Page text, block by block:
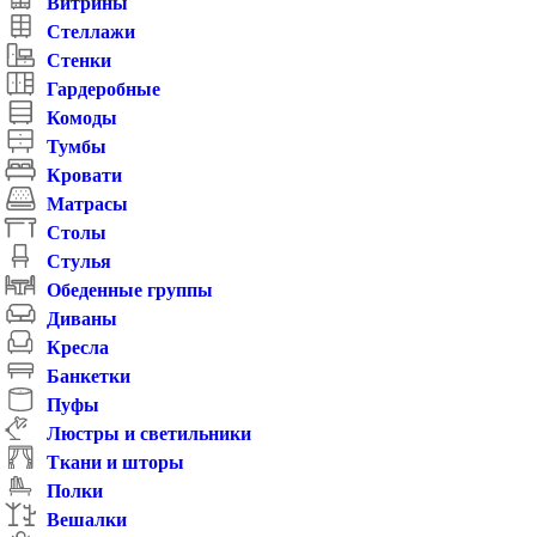
Стеллажи
Стенки
Гардеробные
Комоды
Тумбы
Кровати
Матрасы
Столы
Стулья
Обеденные группы
Диваны
Кресла
Банкетки
Пуфы
Люстры и светильники
Ткани и шторы
Полки
Вешалки